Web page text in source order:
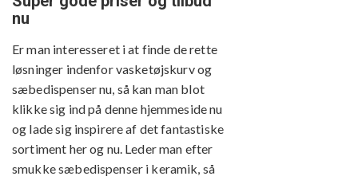
nu
Er man interesseret i at finde de rette
løsninger indenfor vasketøjskurv og
sæbedispenser nu, så kan man blot
klikke sig ind på denne hjemmeside nu
og lade sig inspirere af det fantastiske
sortiment her og nu. Leder man efter
smukke sæbedispenser i keramik, så